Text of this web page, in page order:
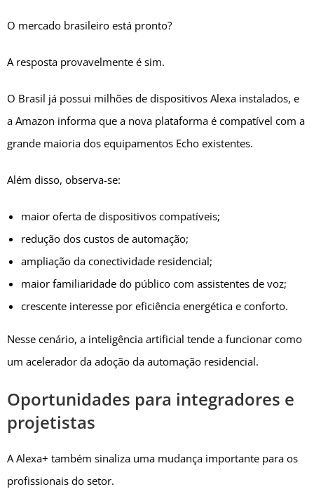
O mercado brasileiro está pronto?
A resposta provavelmente é sim.
O Brasil já possui milhões de dispositivos Alexa instalados, e
a Amazon informa que a nova plataforma é compatível com a
grande maioria dos equipamentos Echo existentes.
Além disso, observa-se:
maior oferta de dispositivos compatíveis;
redução dos custos de automação;
ampliação da conectividade residencial;
maior familiaridade do público com assistentes de voz;
crescente interesse por eficiência energética e conforto.
Nesse cenário, a inteligência artificial tende a funcionar como
um acelerador da adoção da automação residencial.
Oportunidades para integradores e
projetistas
A Alexa+ também sinaliza uma mudança importante para os
profissionais do setor.